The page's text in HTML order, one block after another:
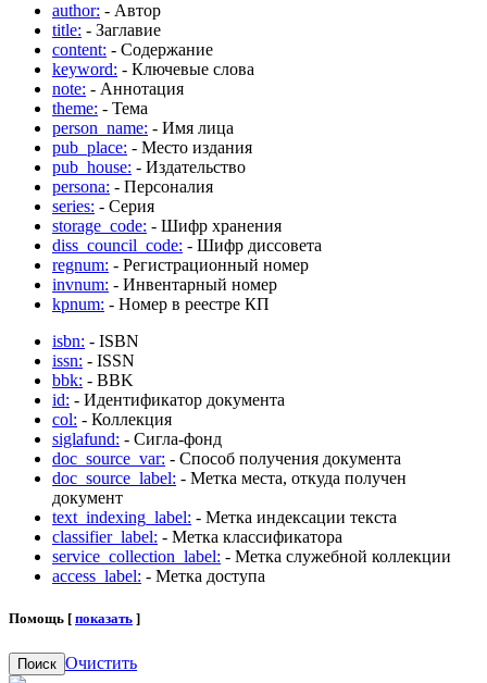
author: - Автор
title: - Заглавие
content: - Содержание
keyword: - Ключевые слова
note: - Аннотация
theme: - Тема
person_name: - Имя лица
pub_place: - Место издания
pub_house: - Издательство
persona: - Персоналия
series: - Серия
storage_code: - Шифр хранения
diss_council_code: - Шифр диссовета
regnum: - Регистрационный номер
invnum: - Инвентарный номер
kpnum: - Номер в реестре КП
isbn: - ISBN
issn: - ISSN
bbk: - BBK
id: - Идентификатор документа
col: - Коллекция
siglafund: - Сигла-фонд
doc_source_var: - Способ получения документа
doc_source_label: - Метка места, откуда получен
документ
text_indexing_label: - Метка индексации текста
classifier_label: - Метка классификатора
service_collection_label: - Метка служебной коллекции
access_label: - Метка доступа
Помощь [ показать ]
Поиск Очистить